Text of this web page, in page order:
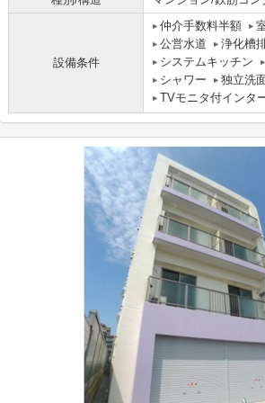
設備条件
仲介手数料半額
公営水道
浄化槽
システムキッチン
シャワー
独立洗
TVモニタ付インタ